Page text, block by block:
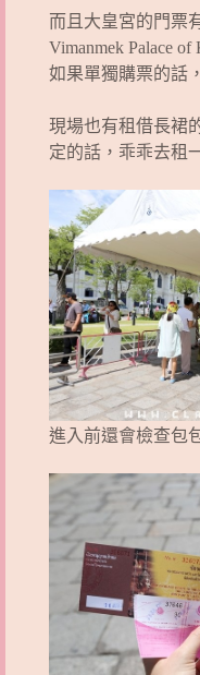
而且大皇宮的門票
Vimanmek Palace
如果單獨購票的話
現場也有租借長裙
定的話，乖乖去租
進入前還會檢查包